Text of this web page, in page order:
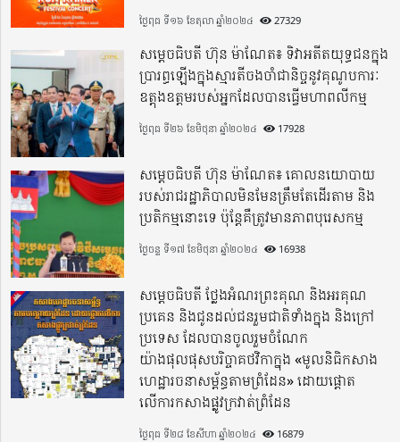
ថ្ងៃពុធ ទី១៦ ខែតុលា ឆ្នាំ២០២៤ 27329
សម្តេចធិបតី ហ៊ុន ម៉ាណែត៖ ទិវាអតីតយុទ្ធជនក្នុង
ប្រារព្ធឡើងក្នុងស្មារតីចងចាំជានិច្ចនូវគុណូបការៈ
ឧត្តុងឧត្តមរបស់អ្នកដែលបានធ្វើមហាពលីកម្ម
ថ្ងៃពុធ ទី២៦ ខែមិថុនា ឆ្នាំ២០២៤ 17928
សម្តេចធិបតី ហ៊ុន ម៉ាណែត៖ គោលនយោបាយ
របស់រាជរដ្ឋាភិបាលមិនមែនត្រឹមតែដើរតាម និង
ប្រតិកម្មនោះទេ ប៉ុន្តែគឺត្រូវមានភាពបុរេសកម្ម
ថ្ងៃចន្ទ ទី១៧ ខែមិថុនា ឆ្នាំ២០២៤ 16938
សម្តេចធិបតី ថ្លែងអំណរព្រះគុណ និងអរគុណ
ប្រគេន និងជូនដល់ជនរួមជាតិទាំងក្នុង​ និងក្រៅ
ប្រទេស​ ដែលបានចូលរួមចំណែក
យ៉ាងផុលផុសបរិច្ចាគថវិកាក្នុង «មូលនិធិកសាង
ហេដ្ឋារចនាសម្ព័ន្ធតាមព្រំដែន» ដោយផ្ដោត
លើការកសាងផ្លូវក្រវាត់ព្រំដែន
ថ្ងៃពុធ ទី២៨ ខែសីហា ឆ្នាំ២០២៤ 16879